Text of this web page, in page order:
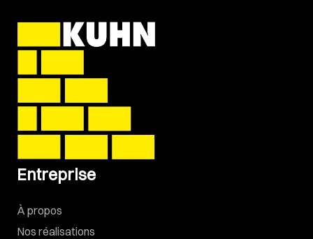
Entreprise
À propos
Nos réalisations